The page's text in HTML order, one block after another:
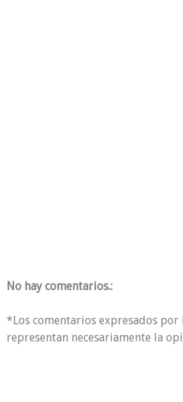
No hay comentarios.:
*Los comentarios expresados por
representan necesariamente la